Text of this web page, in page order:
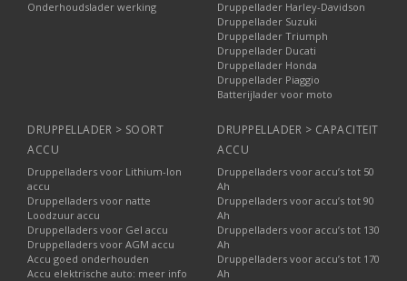
Onderhoudslader werking
Druppellader Harley-Davidson
Druppellader Suzuki
Druppellader Triumph
Druppellader Ducati
Druppellader Honda
Druppellader Piaggio
Batterijlader voor moto
DRUPPELLADER > SOORT
ACCU
Druppelladers voor Lithium-Ion
accu
Druppelladers voor natte
Loodzuur accu
Druppelladers voor Gel accu
Druppelladers voor AGM accu
Accu goed onderhouden
Accu elektrische auto: meer info
DRUPPELLADER > CAPACITEIT
ACCU
Druppelladers voor accu’s tot 50
Ah
Druppelladers voor accu’s tot 90
Ah
Druppelladers voor accu’s tot 130
Ah
Druppelladers voor accu’s tot 170
Ah